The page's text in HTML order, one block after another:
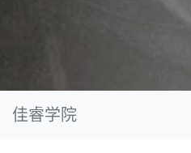
佳睿学院